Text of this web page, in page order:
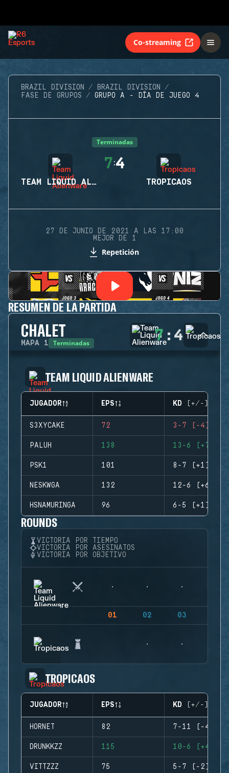
Co-streaming
BRAZIL DIVISION
BRAZIL DIVISION
FASE DE GRUPOS
GRUPO A - DÍA DE JUEGO 4
Terminadas
TEAM LIQUID ALIENWARE
7:4
TROPICAOS
27 DE JUNIO DE 2021 A LAS 17:00
MEJOR DE 1
Repetición
RESUMEN DE LA PARTIDA
CHALET
MAPA 1 Terminadas 7 : 4
TEAM LIQUID ALIENWARE
JUGADOR EPS KD (+/-)
S3XYCAKE 72 3-7 (-4)
PALUH 138 13-6 (+7)
PSK1 101 8-7 (+1)
NESKWGA 132 12-6 (+6)
HSNAMURINGA 96 6-5 (+1)
ROUNDS
VICTORIA POR TIEMPO
VICTORIA POR ASESINATOS
VICTORIA POR OBJETIVO
01 02 03
TROPICAOS
JUGADOR EPS KD (+/-)
HORNET 82 7-11 (-4)
DRUNKKZZ 115 10-6 (+4)
VITTZZZ 75 5-7 (-2)